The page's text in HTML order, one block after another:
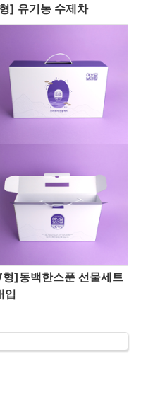
] 유기농 수제차
]동백한스푼 선물세트
입